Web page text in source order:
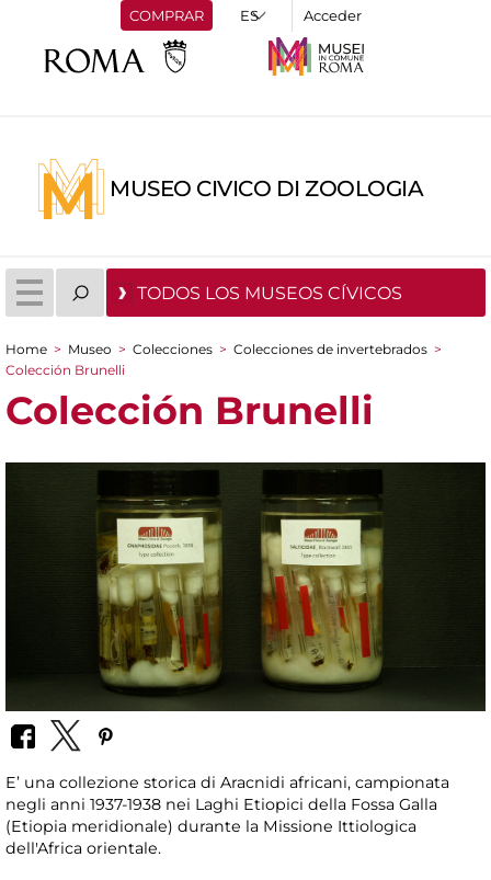
COMPRAR Acceder
MUSEO CIVICO DI ZOOLOGIA
TODOS LOS MUSEOS CÍVICOS
You are here
Home > Museo > Colecciones > Colecciones de invertebrados >
Colección Brunelli
Colección Brunelli
E’ una collezione storica di Aracnidi africani, campionata
negli anni 1937-1938 nei Laghi Etiopici della Fossa Galla
(Etiopia meridionale) durante la Missione Ittiologica
dell'Africa orientale.